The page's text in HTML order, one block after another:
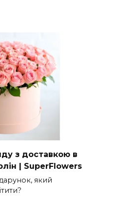
з доставкою в
| SuperFlowers
який